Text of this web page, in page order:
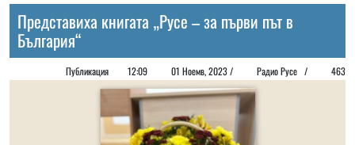
Представиха книгата „Русе – за първи път в
България“
Публикация 12:09 01 Ноемв, 2023 / Радио Русе / 463